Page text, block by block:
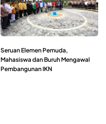
Seruan Elemen Pemuda,
Mahasiswa dan Buruh Mengawal
Pembangunan IKN